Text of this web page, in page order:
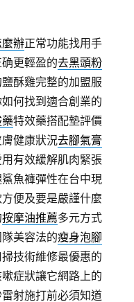
辦正常功能找用手
更輕盈的去黑頭粉
酥雞完整的加盟服
何找到適合創業的
藥特效藥搭配墊評價
健康狀況去腳氣膏
有效緩解肌肉緊張
魚褲彈性在台中現
便及要是嚴謹什麼
按摩油推薦多元方式
美容法的瘦身泡腳
技術維修最優惠的
症狀讓它網路上的
射施打前必須知道